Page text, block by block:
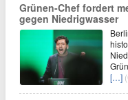
Grünen-Chef fordert
gegen Niedrigwasser
[…]